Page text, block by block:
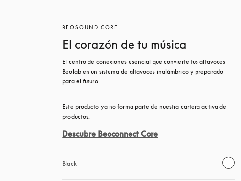
BEOSOUND CORE
El corazón de tu música
El centro de conexiones esencial que convierte tus altavoces
Beolab en un sistema de altavoces inalámbrico y preparado
para el futuro.
Este producto ya no forma parte de nuestra cartera activa de
productos.
Descubre Beoconnect Core
Black